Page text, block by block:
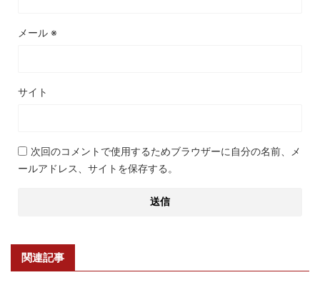
メール ※
サイト
次回のコメントで使用するためブラウザーに自分の名前、メ
ールアドレス、サイトを保存する。
関連記事